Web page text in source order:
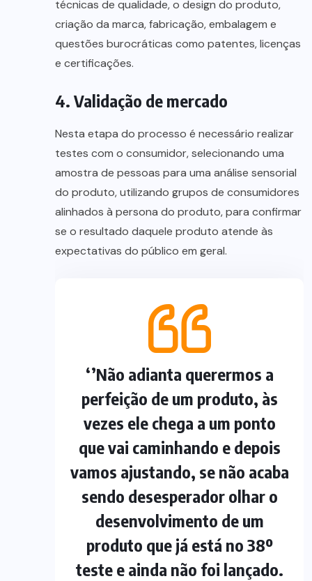
técnicas de qualidade, o design do produto,
criação da marca, fabricação, embalagem e
questões burocráticas como patentes, licenças
e certificações.
4. Validação de mercado
Nesta etapa do processo é necessário realizar
testes com o consumidor, selecionando uma
amostra de pessoas para uma análise sensorial
do produto, utilizando grupos de consumidores
alinhados à persona do produto, para confirmar
se o resultado daquele produto atende às
expectativas do público em geral.
‘’Não adianta querermos a
perfeição de um produto, às
vezes ele chega a um ponto
que vai caminhando e depois
vamos ajustando, se não acaba
sendo desesperador olhar o
desenvolvimento de um
produto que já está no 38º
teste e ainda não foi lançado.